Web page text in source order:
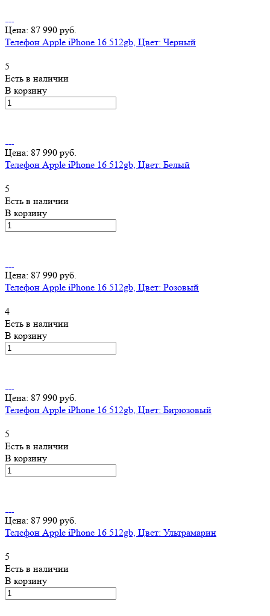
Цена: 87 990 руб.
Телефон Apple iPhone 16 512gb, Цвет: Черный
5
Есть в наличии
В корзину
Цена: 87 990 руб.
Телефон Apple iPhone 16 512gb, Цвет: Белый
5
Есть в наличии
В корзину
Цена: 87 990 руб.
Телефон Apple iPhone 16 512gb, Цвет: Розовый
4
Есть в наличии
В корзину
Цена: 87 990 руб.
Телефон Apple iPhone 16 512gb, Цвет: Бирюзовый
5
Есть в наличии
В корзину
Цена: 87 990 руб.
Телефон Apple iPhone 16 512gb, Цвет: Ультрамарин
5
Есть в наличии
В корзину